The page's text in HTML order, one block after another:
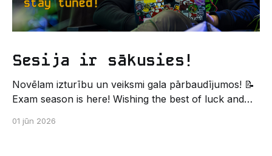
Sesija ir sākusies!
Novēlam izturību un veiksmi gala pārbaudījumos! 📝
Exam season is here! Wishing the best of luck and
pašpārvaldes komunikācijas virziens
01 jūn 2026